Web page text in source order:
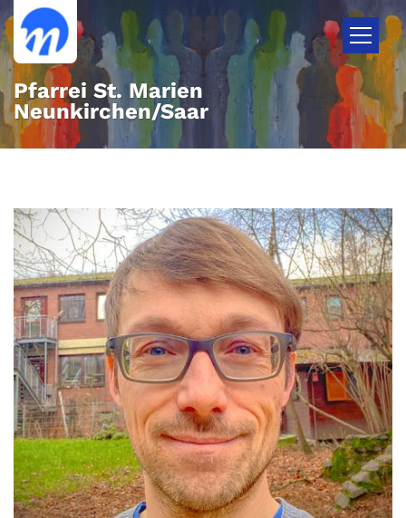
Zum Inhalt springen
Pfarrei St. Marien
Neunkirchen/Saar